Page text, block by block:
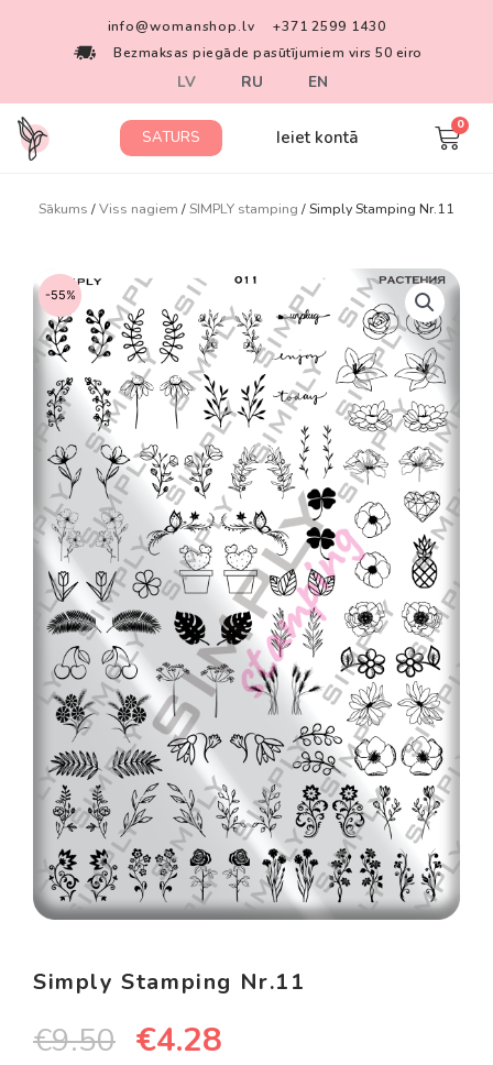
info@womanshop.lv
+371 2599 1430
Bezmaksas piegāde pasūtījumiem virs 50 eiro
LV RU EN
SATURS Ieiet kontā
Sākums /Viss nagiem /SIMPLY stamping / Simply Stamping Nr.11
-55%
Simply Stamping Nr.11
€9.50 €4.28